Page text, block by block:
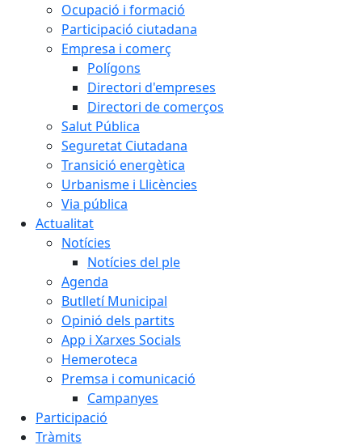
Ocupació i formació
Participació ciutadana
Empresa i comerç
Polígons
Directori d'empreses
Directori de comerços
Salut Pública
Seguretat Ciutadana
Transició energètica
Urbanisme i Llicències
Via pública
Actualitat
Notícies
Notícies del ple
Agenda
Butlletí Municipal
Opinió dels partits
App i Xarxes Socials
Hemeroteca
Premsa i comunicació
Campanyes
Participació
Tràmits